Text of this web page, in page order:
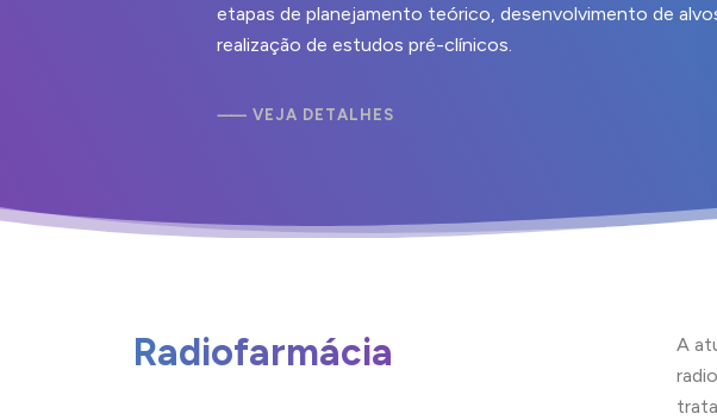
etapas de planejamento teórico, desenvolvimento de
realização de estudos pré-clínicos.
⸺ VE JA DE TAL H E S
Radiofarmácia A